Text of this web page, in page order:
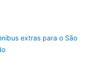
extras para o São